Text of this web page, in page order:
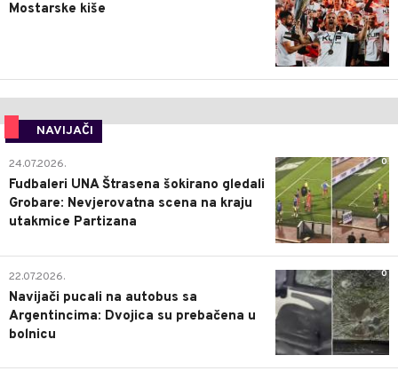
Mostarske kiše
NAVIJAČI
0
24.07.2026.
Fudbaleri UNA Štrasena šokirano gledali
Grobare: Nevjerovatna scena na kraju
utakmice Partizana
0
22.07.2026.
Navijači pucali na autobus sa
Argentincima: Dvojica su prebačena u
bolnicu